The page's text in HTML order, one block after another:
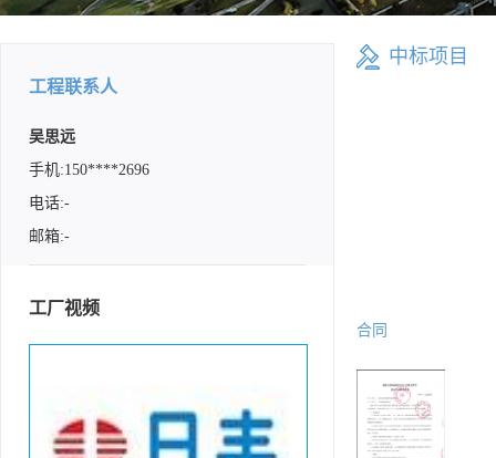
工程联系人
吴思远
手机:150****2696
电话:-
邮箱:-
工厂视频
中标项目
合同